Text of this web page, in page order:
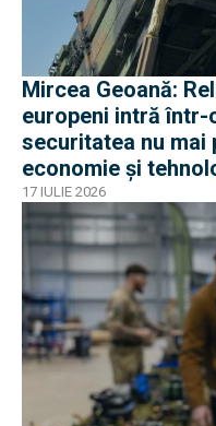
Mircea Geoană:
europeni intră într-
securitatea nu mai
economie și
17 IULIE 2026